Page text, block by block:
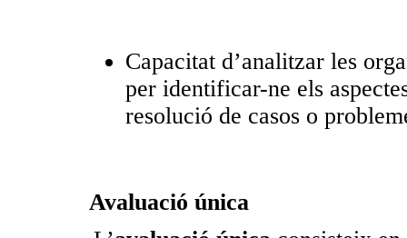
Capacitat d’analitzar les
per identificar-ne els
resolució de casos o
Avaluació única